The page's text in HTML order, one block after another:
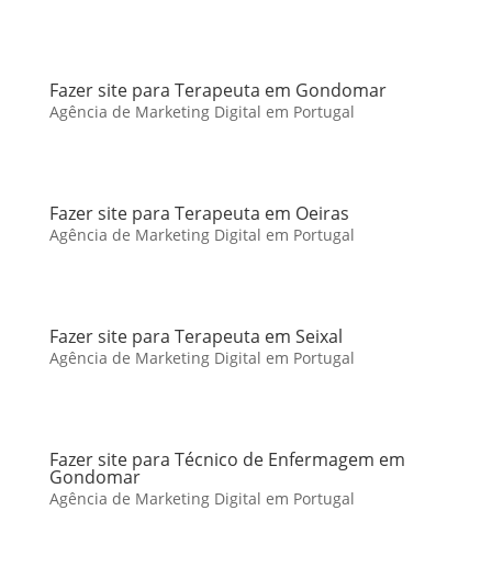
Fazer site para Terapeuta em Gondomar
Agência de Marketing Digital em Portugal
Fazer site para Terapeuta em Oeiras
Agência de Marketing Digital em Portugal
Fazer site para Terapeuta em Seixal
Agência de Marketing Digital em Portugal
Fazer site para Técnico de Enfermagem em
Gondomar
Agência de Marketing Digital em Portugal